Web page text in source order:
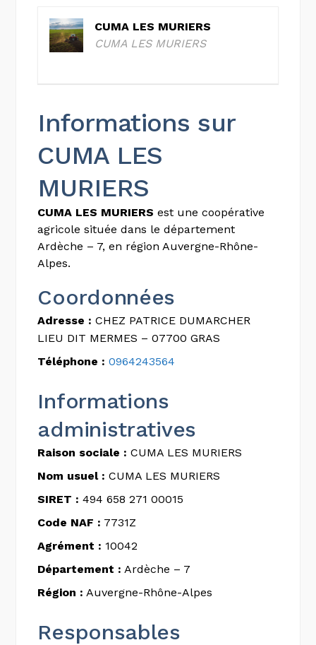
CUMA LES MURIERS
CUMA LES MURIERS
Informations sur
CUMA LES
MURIERS
CUMA LES MURIERS est une coopérative
agricole située dans le département
Ardèche – 7, en région Auvergne-Rhône-
Alpes.
Coordonnées
Adresse : CHEZ PATRICE DUMARCHER
LIEU DIT MERMES – 07700 GRAS
Téléphone : 0964243564
Informations
administratives
Raison sociale : CUMA LES MURIERS
Nom usuel : CUMA LES MURIERS
SIRET : 494 658 271 00015
Code NAF : 7731Z
Agrément : 10042
Département : Ardèche – 7
Région : Auvergne-Rhône-Alpes
Responsables